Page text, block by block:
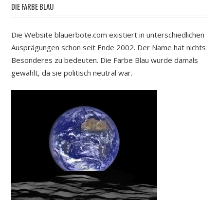
DIE FARBE BLAU
Die Website blauerbote.com existiert in unterschiedlichen
Ausprägungen schon seit Ende 2002. Der Name hat nichts
Besonderes zu bedeuten. Die Farbe Blau wurde damals
gewählt, da sie politisch neutral war.